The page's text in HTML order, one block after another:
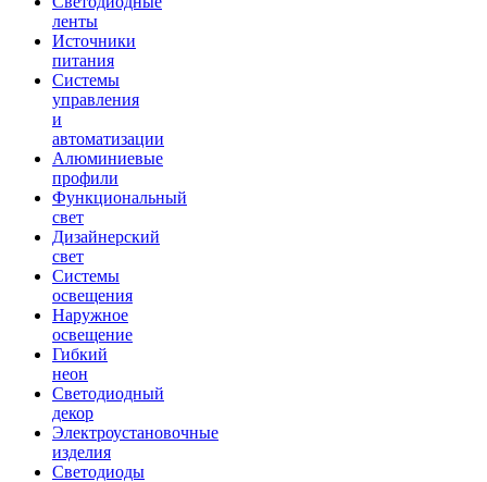
ленты
Источники
питания
Системы
управления
и
автоматизации
Алюминиевые
профили
Функциональный
свет
Дизайнерский
свет
Системы
освещения
Наружное
освещение
Гибкий
неон
Светодиодный
декор
Электроустановочные
изделия
Светодиоды